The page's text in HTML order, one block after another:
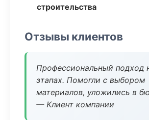
строительства
Отзывы клиентов
Профессиональный подход
этапах. Помогли с выбором
материалов, уложились в
— Клиент компании